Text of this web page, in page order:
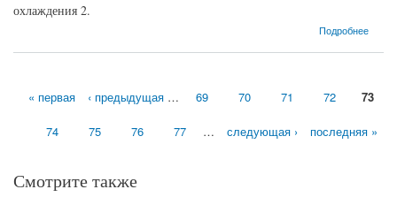
охлаждения 2.
Подробнее
о Видеокарта Inno3D GeForce GTX 650 Ti Boost (980МГц, GDDR5 2048Мб 6008МГц 192
Страницы
« первая ‹ предыдущая … 69 70 71 72 73
74 75 76 77 … следующая › последняя »
Смотрите также